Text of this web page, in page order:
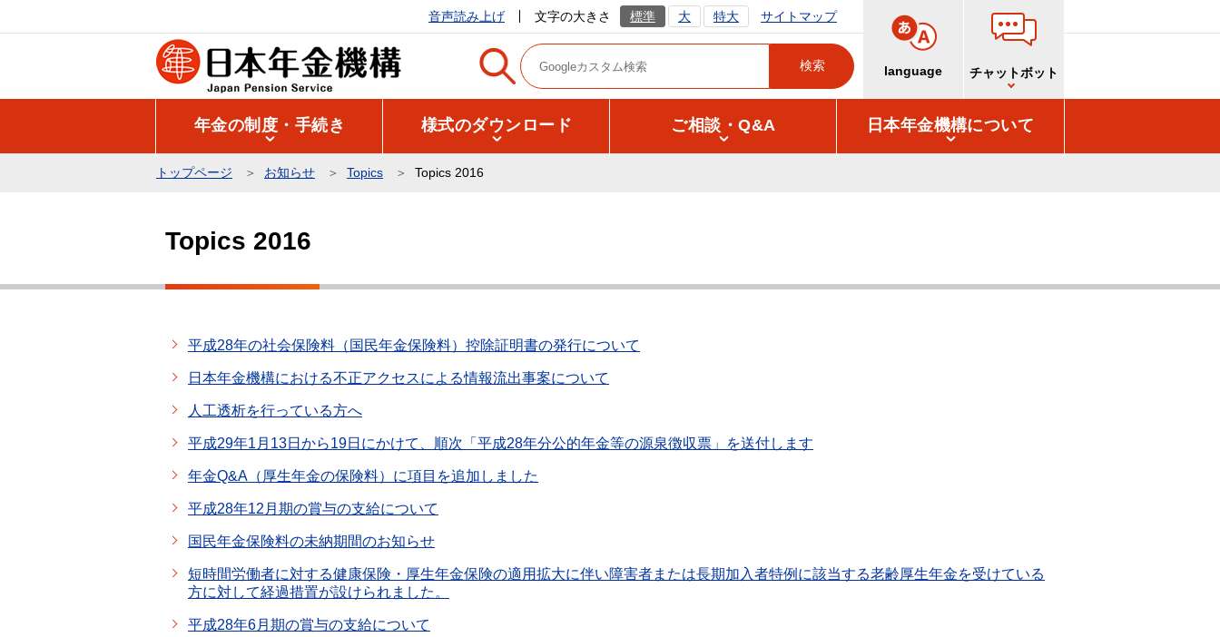
の
音声読み上げ 文字の大きさ 標準 大 特大 サイトマップ
language チャットボット
年金の制度・手続き 様式のダウンロード ご相談・Q&A 日本年金機構について
トップページ お知らせ Topics Topics 2016
Topics 2016
平成28年の社会保険料（国民年金保険料）控除証明書の発行について
日本年金機構における不正アクセスによる情報流出事案について
人工透析を行っている方へ
平成29年1月13日から19日にかけて、順次「平成28年分公的年金等の源泉徴収票」を送付します
年金Q&A（厚生年金の保険料）に項目を追加しました
平成28年12月期の賞与の支給について
国民年金保険料の未納期間のお知らせ
短時間労働者に対する健康保険・厚生年金保険の適用拡大に伴い障害者または長期加入者特例に該当する老齢厚生年金を受けている
方に対して経過措置が設けられました。
平成28年6月期の賞与の支給について